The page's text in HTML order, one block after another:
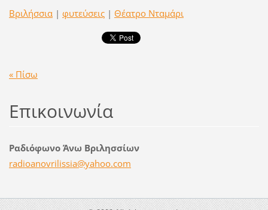
Βριλήσσια | φυτεύσεις | Θέατρο Νταμάρι
« Πίσω
Επικοινωνία
Ραδιόφωνο Άνω Βριλησσίων
radioanovrilissia@yahoo.com